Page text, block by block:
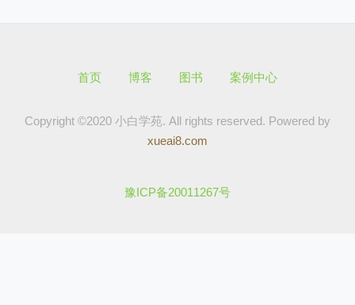
首页 博客 图书 案例中心
Copyright ©2020 小白学苑. All rights reserved. Powered by
xueai8.com
豫ICP备20011267号